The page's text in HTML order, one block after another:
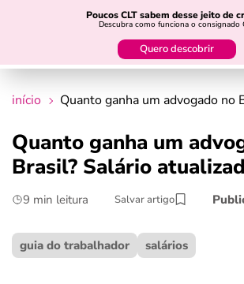
Poucos CLT sabem desse jeito de
Descubra como funciona o consignado
Quero descobrir
guia do trabalhador
crédito fácil
últimas notícias
ferramentas
início Quanto ganha um advogado
Quanto ganha um
Brasil? Salário
9 min leitura Salvar artigo
guia do trabalhador salários